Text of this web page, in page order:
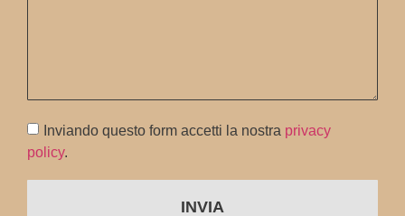
Inviando questo form accetti la nostra privacy
policy.
INVIA